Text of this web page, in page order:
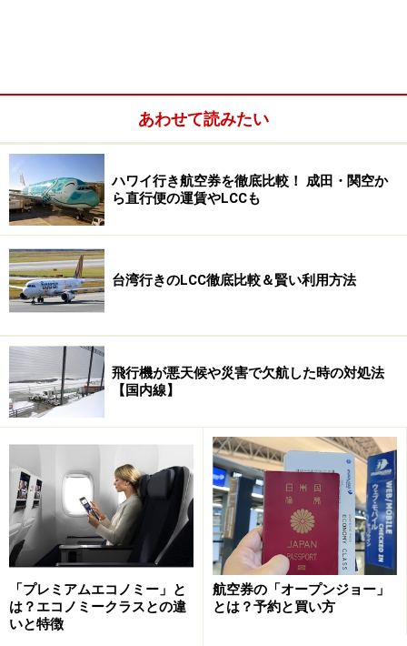
訪日客が増え、保安検査場が以前よりも混雑する日本の空港
が増えている
まず、保安検査場をスムーズに通過するための手段とし
て、「早め行動」は何事においても基本中の基本。航空
会社のカウンターでの搭乗手続き（チェックイン）、ま
た搭乗の際なども同様です。
特に、混雑する時期や時間帯は、どこでもとにかく並び
ます。早めに空港に着き、早めにチェックインし、そし
て早めに保安検査場を通過しましょう。時間と気持ちに
余裕があると、少々並んでもストレスになりにくいもの
です。
時間の目安としては、混雑時は出発3時間前、通常では
出発2時間前には空港に到着し、搭乗手続き（チェック
イン）をしましょう。
空港の保安検査場とは？ 一般的な流れ
空港の保安検査場には、航空会社のカウンターなどで搭
あわせて読みたい
ハワイ行き航空券を徹底比較！ 成田・関空か
ら直行便の運賃やLCCも
台湾行きのLCC徹底比較＆賢い利用方法
飛行機が悪天候や災害で欠航した時の対処法
【国内線】
「プレミアムエコノミー」と
は？エコノミークラスとの違
いと特徴
航空券の「オープンジョー」
とは？予約と買い方